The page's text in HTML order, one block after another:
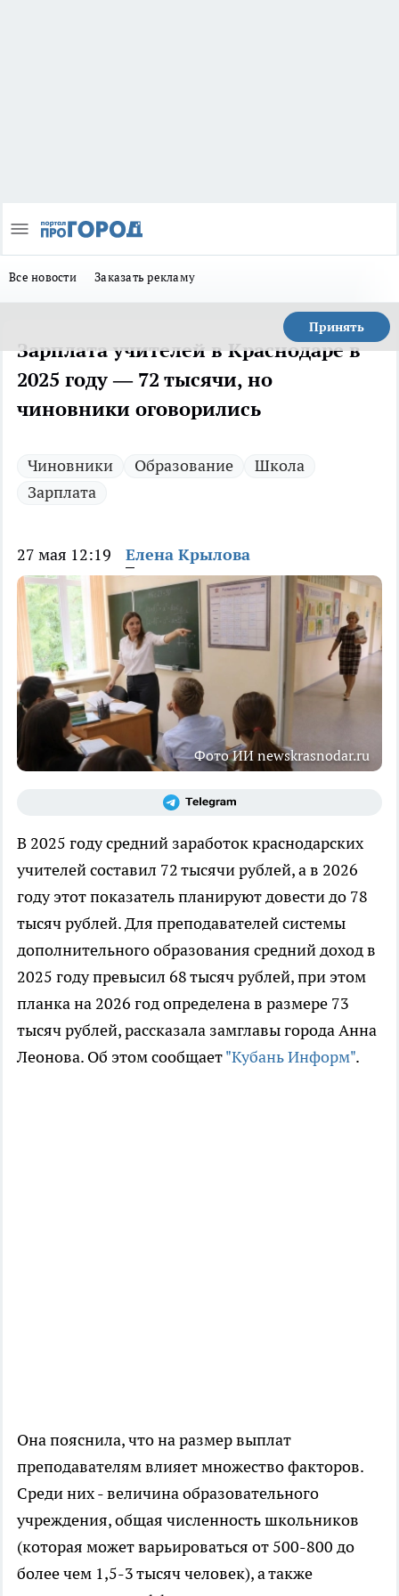
Все новости Заказать рекламу
Принять
Зарплата учителей в Краснодаре в
2025 году — 72 тысячи, но
чиновники оговорились
Чиновники Образование
Школа
Зарплата
27 мая 12:19 Елена Крылова
Фото ИИ newskrasnodar.ru
В 2025 году средний заработок краснодарских
учителей составил 72 тысячи рублей, а в 2026
году этот показатель планируют довести до 78
тысяч рублей. Для преподавателей системы
дополнительного образования средний доход в
2025 году превысил 68 тысяч рублей, при этом
планка на 2026 год определена в размере 73
тысяч рублей, рассказала замглавы города Анна
Леонова. Об этом сообщает"Кубань Информ".
Она пояснила, что на размер выплат
преподавателям влияет множество факторов.
Среди них - величина образовательного
учреждения, общая численность школьников
(которая может варьироваться от 500-800 до
более чем 1,5-3 тысяч человек), а также